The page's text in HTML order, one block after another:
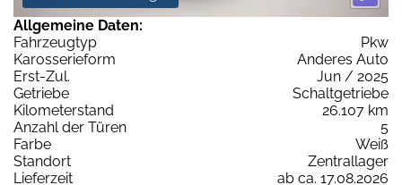
Allgemeine Daten:
Fahrzeugtyp
Pkw
Karosserieform
Anderes Auto
Erst-Zul.
Jun / 2025
Getriebe
Schaltgetriebe
Kilometerstand
26.107 km
Anzahl der Türen
5
Farbe
Weiß
Standort
Zentrallager
Lieferzeit
ab ca. 17.08.2026